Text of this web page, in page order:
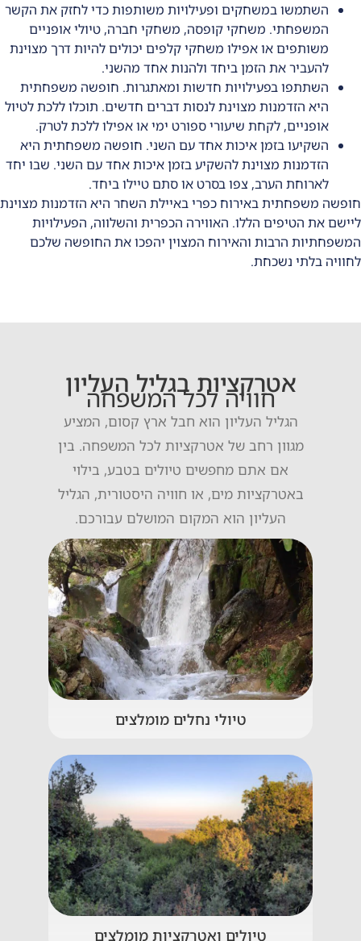
השתמשו במשחקים ופעילויות משותפות כדי לחזק את הקשר
המשפחתי. משחקי קופסה, משחקי חברה, טיולי אופניים
משותפים או אפילו משחקי קלפים יכולים להיות דרך מצוינת
להעביר את הזמן ביחד ולהנות אחד מהשני.
השתתפו בפעילויות חדשות ומאתגרות. חופשה משפחתית
היא הזדמנות מצוינת לנסות דברים חדשים. תוכלו ללכת לטיול
אופניים, לקחת שיעורי ספורט ימי או אפילו ללכת לטרק.
השקיעו בזמן איכות אחד עם השני. חופשה משפחתית היא
הזדמנות מצוינת להשקיע בזמן איכות אחד עם השני. שבו יחד
לארוחת הערב, צפו בסרט או סתם טיילו ביחד.
חופשה משפחתית באירוח כפריבאיילת השחר היא הזדמנות מצוינת
ליישם את הטיפים הללו. האווירה הכפרית והשלווה, הפעילויות
המשפחתיות הרבות והאירוח המצוין יהפכו את החופשה שלכם
לחוויה בלתי נשכחת.
אטרקציות בגליל העליון
חוויה לכל המשפחה
הגליל העליון הוא חבל ארץ קסום, המציע
מגוון רחב של אטרקציות לכל המשפחה. בין
אם אתם מחפשים טיולים בטבע, בילוי
באטרקציות מים, או חוויה היסטורית, הגליל
העליון הוא המקום המושלם עבורכם.
טיולי נחלים מומלצים
טיולים ואטרקציות מומלצים